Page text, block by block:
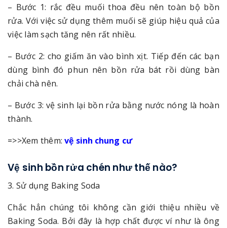
– Bước 1: rắc đều muối thoa đều nên toàn bộ bồn
rửa. Với việc sử dụng thêm muối sẽ giúp hiệu quả của
việc làm sạch tăng nên rất nhiều.
– Bước 2: cho giấm ăn vào bình xịt. Tiếp đến các bạn
dùng bình đó phun nên bồn rửa bát rồi dùng bàn
chải chà nên.
– Bước 3: vệ sinh lại bồn rửa bằng nước nóng là hoàn
thành.
=>>Xem thêm:vệ sinh chung cư
Vệ sinh bồn rửa chén như thế nào?
3. Sử dụng Baking Soda
Chắc hẳn chúng tôi không cần giới thiệu nhiều về
Baking Soda. Bởi đây là hợp chất được ví như là ông